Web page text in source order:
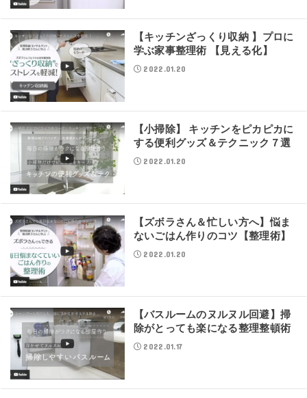
【キッチンざっくり収納 】プロに
学ぶ家事整理術 【見える化】
2022.01.20
【小掃除】 キッチンをピカピカに
する便利グッズ＆テクニック７選
2022.01.20
【ズボラさん＆忙しい方へ】悩ま
ないごはん作りのコツ【整理術】
2022.01.20
【バスルームのヌルヌル回避】掃
除がとっても楽になる整理整頓術
2022.01.17